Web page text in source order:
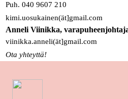
Puh. 040 9607 210
kimi.uosukainen(ät]gmail.com
Anneli Viinikka,
viinikka.anneli(ät]gmail.com
Ota yhteyttä!